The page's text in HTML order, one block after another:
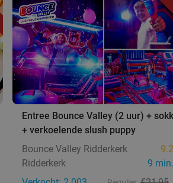
Entree Bounce Valley (2 uur) +
+ verkoelende slush puppy
Bounce Valley Ridderkerk
9.2
Ridderkerk
9 min.